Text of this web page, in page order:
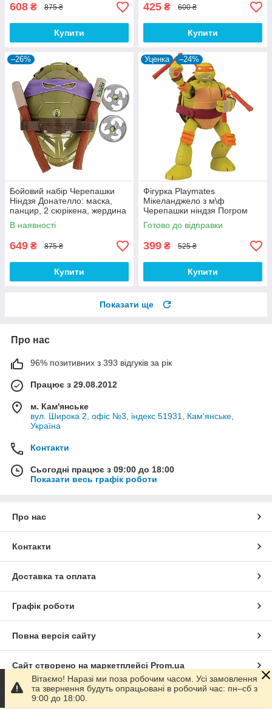
608 ₴ 875 ₴
Купити
425 ₴ 600 ₴
Купити
–26%
Бойовий набір Черепашки
Ніндзя Донателло: маска,
панцир, 2 сюрікена, жердина
Бо
В наявності
649 ₴ 875 ₴
Купити
Уценка –24%
Фігурка Playmates
Мікеланджело з м\ф
Черепашки ніндзя Погром
мутантів, 12 см - TMNT,
Nickelodeon
Готово до відправки
399 ₴ 525 ₴
Купити
Показати ще
Про нас
96% позитивних з 393 відгуків за рік
Працює з 29.08.2012
м. Кам'янське
вул. Широка 2, офіс №3, індекс 51931, Кам'янське,
Україна
Контакти
Сьогодні працює з 09:00 до 18:00
Показати весь графік роботи
Про нас
Контакти
Доставка та оплата
Графік роботи
Повна версія сайту
Сайт створено на маркетплейсі Prom.ua
Політика конфіденційності
Вітаємо! Наразі ми поза робочим часом. Усі замовлення
та звернення будуть опрацьовані в робочий час: пн–сб з
9:00 до 18:00.